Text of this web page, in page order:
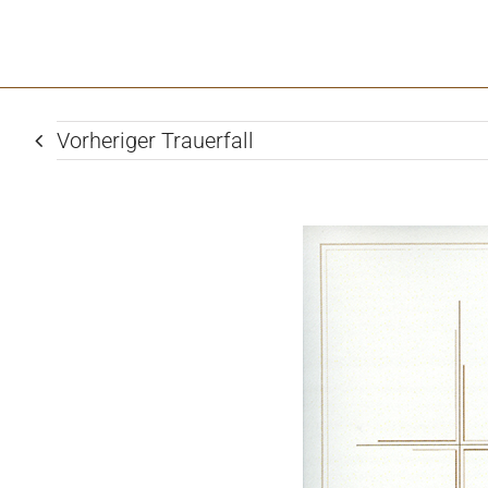
Vorheriger Trauerfall